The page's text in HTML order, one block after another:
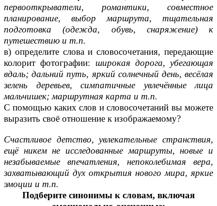
первооткрыватели, романтики, совместное
планирование, выбор маршрута, тщательная
подготовка (одежда, обувь, снаряжение) к
путешествию и т.п.
в) определите слова и словосочетания, передающие
колорит фотографии: широкая дорога, убегающая
вдаль; дальний путь, яркий солнечный день, весёлая
зелень деревьев, симпатичные увлечённые лица
мальчишек; маршрутная карта и т.п.
С помощью каких слов и словосочетаний вы можете
выразить своё отношение к изображаемому?
Счастливое детство, увлекательные странствия,
ещё никем не исследованные маршруты, новые и
незабываемые впечатления, непоколебимая вера,
захватывающий дух открытия нового мира, яркие
эмоции и т.п.
Подберите синонимы к словам, включая